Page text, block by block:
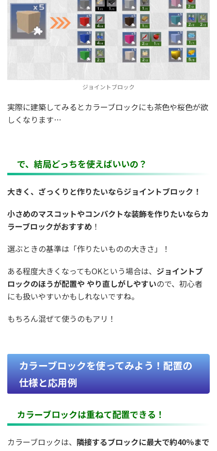
ジョイントブロック
実際に建築してみるとカラーブロックにも茶色や桜色が欲
しくなります…
で、結局どっちを使えばいいの？
大きく、ざっくりと作りたいならジョイントブロック！
小さめのマスコットやコンパクトな装飾を作りたいならカ
ラーブロックがおすすめ ！
選ぶときの基準は「作りたいものの大きさ」！
ある程度大きくなってもOKという場合は、 ジョイントブ
ロックのほうが配置や やり直しがしやすいので、初心者
にも扱いやすいかもしれないですね。
もちろん混ぜて使うのもアリ！
カラーブロックを使ってみよう！配置の
仕様と応用例
カラーブロックは重ねて配置できる！
カラーブロックは、 隣接するブロックに最大で約40％まで